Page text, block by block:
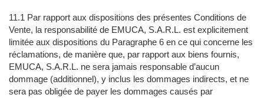
11.1 Par rapport aux dispositions des présentes Conditions de
Vente, la responsabilité de EMUCA, S.A.R.L. est explicitement
limitée aux dispositions du Paragraphe 6 en ce qui concerne les
réclamations, de manière que, par rapport aux biens fournis,
EMUCA, S.A.R.L. ne sera jamais responsable d’aucun
dommage (additionnel), y inclus les dommages indirects, et ne
sera pas obligée de payer les dommages causés par